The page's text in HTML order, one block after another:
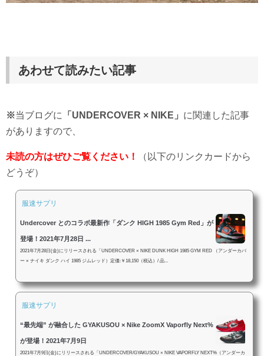
あわせて読みたい記事
※当ブログに 「UNDERCOVER × NIKE」 に関連した記事
がありますので、
未読の方はぜひご覧ください！
（以下のリンクカードから
どうぞ）
服速サプリ
Undercover とのコラボ最新作「ダンク HIGH 1985 Gym Red」が
登場！2021年7月28日 ...
2021年7月28日(金)にリリースされる「UNDERCOVER × NIKE DUNK HIGH 1985 GYM RED （アンダーカバ
ー × ナイキ ダンク ハイ 1985 ジムレッド）定価:￥18,150（税込）/ 品...
服速サプリ
“最先端” が融合した GYAKUSOU × Nike ZoomX Vaporfly Next%
が登場！2021年7月9日
2021年7月9日(金)にリリースされる「UNDERCOVER/GYAKUSOU × NIKE VAPORFLY NEXT%（アンダーカ